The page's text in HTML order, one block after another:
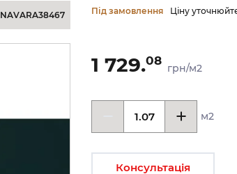
NAVARA38467 Під замовлення Ціну
1 729.08
грн/м2
м2
Консультація